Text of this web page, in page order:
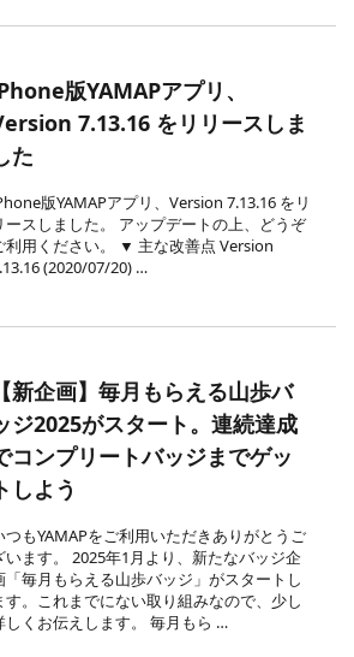
版YAMAPアプリ、
7.13.16 をリリースしま
た
版YAMAPアプリ、Version 7.13.16 をリ
ースしました。 アップデートの上、どうぞ
利用ください。 ▼ 主な改善点 Version
(2020/07/20) …
【新企画】毎月もらえる山歩バ
ジ2025がスタート。連続達成
コンプリートバッジまでゲッ
しよう
つもYAMAPをご利用いただきありがとうご
います。 2025年1月より、新たなバッジ企
「毎月もらえる山歩バッジ」がスタートし
す。これまでにない取り組みなので、少し
しくお伝えします。 毎月もら …